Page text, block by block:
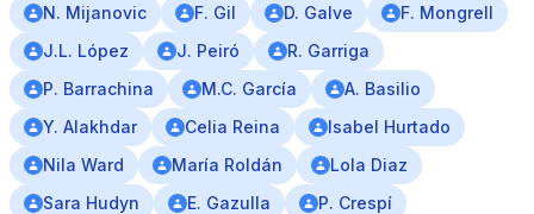
N. Mijanovic
F. Gil D. Galve
F. Mongrell
J.L. López
J. Peiró
R. Garriga
P. Barrachina
M.C. García
A. Basilio
Y. Alakhdar
Celia Reina
Isabel Hurtado
Nila Ward
María Roldán
Lola Diaz
Sara Hudyn
E. Gazulla
P. Crespí